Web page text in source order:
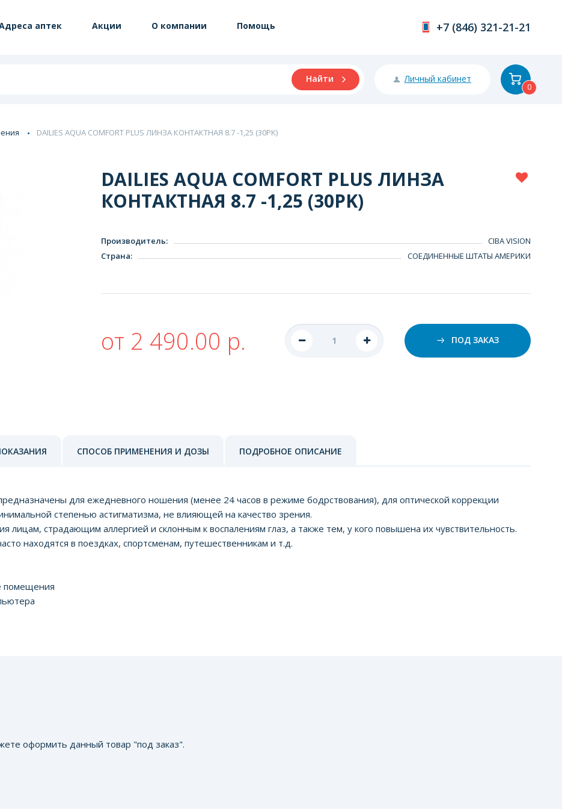
аптек Акции О компании Помощь +7 (846) 321-21-21
Найти Личный кабинет
0
DAILIES AQUA COMFORT PLUS ЛИНЗА КОНТАКТНАЯ 8.7 -1,25 (30PK)
DAILIES AQUA COMFORT PLUS ЛИНЗА
КОНТАКТНАЯ 8.7 -1,25 (30PK)
Производитель:
CIBA VISION
Страна: СОЕДИНЕННЫЕ ШТАТЫ АМЕРИКИ
от 2 490.00 р. ПОД ЗАКАЗ
СПОСОБ ПРИМЕНЕНИЯ И ДОЗЫ ПОДРОБНОЕ ОПИСАНИЕ
для ежедневного ношения (менее 24 часов в режиме бодрствования), для оптической коррекции
степенью астигматизма, не влияющей на качество зрения.
страдающим аллергией и склонным к воспалениям глаз, а также тем, у кого повышена их чувствительность.
находятся в поездках, спортсменам, путешественникам и т.д.
помещения
оформить данный товар "под заказ".